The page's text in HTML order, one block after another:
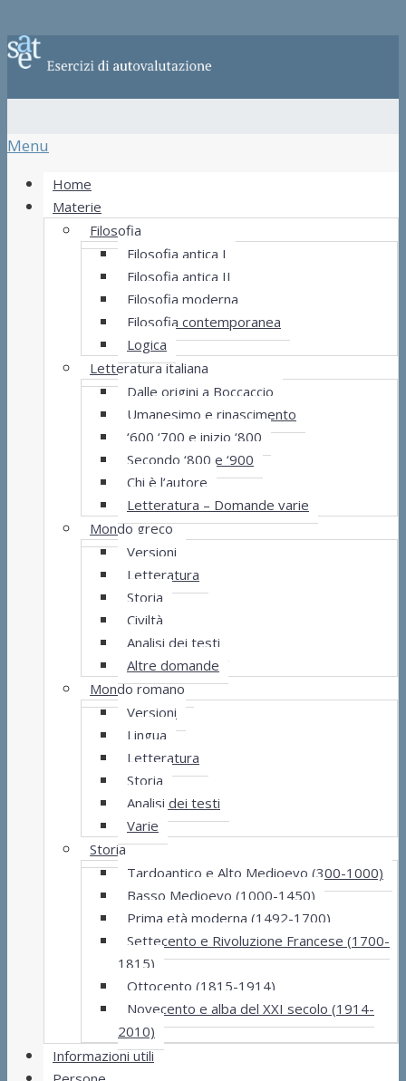
Menu
Home
Materie
Filosofia
Filosofia antica I
Filosofia antica II
Filosofia moderna
Filosofia contemporanea
Logica
Letteratura italiana
Dalle origini a Boccaccio
Umanesimo e rinascimento
‘600 ‘700 e inizio ‘800
Secondo ‘800 e ‘900
Chi è l’autore
Letteratura – Domande varie
Mondo greco
Versioni
Letteratura
Storia
Civiltà
Analisi dei testi
Altre domande
Mondo romano
Versioni
Lingua
Letteratura
Storia
Analisi dei testi
Varie
Storia
Tardoantico e Alto Medioevo (300-1000)
Basso Medioevo (1000-1450)
Prima età moderna (1492-1700)
Settecento e Rivoluzione Francese (1700-
1815)
Ottocento (1815-1914)
Novecento e alba del XXI secolo (1914-
2010)
Informazioni utili